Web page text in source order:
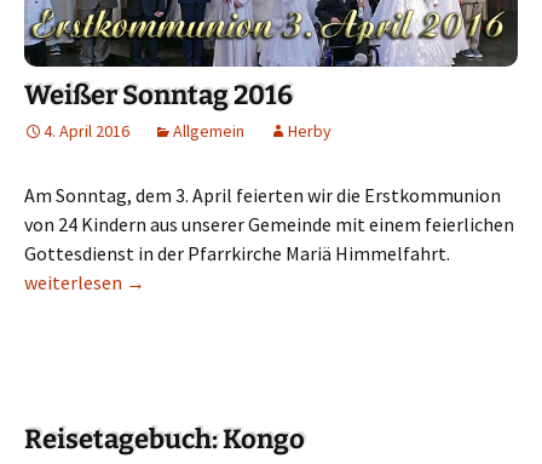
Weißer Sonntag 2016
4. April 2016 Allgemein Herby
Am Sonntag, dem 3. April feierten wir die Erstkommunion
von 24 Kindern aus unserer Gemeinde mit einem feierlichen
Gottesdienst in der Pfarrkirche Mariä Himmelfahrt.
Weißer Sonntag 2016
weiterlesen →
Reisetagebuch: Kongo